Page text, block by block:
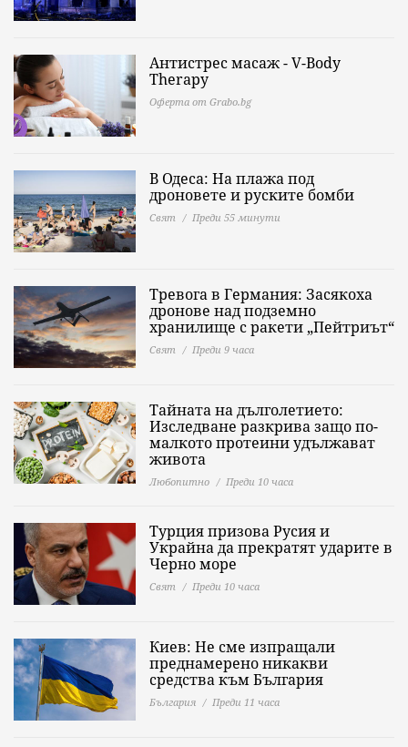
Антистрес масаж - V-Body
Therapy
Оферта от Grabo.bg
В Одеса: На плажа под
дроновете и руските бомби
Свят Преди 55 минути
Тревога в Германия: Засякоха
дронове над подземно
хранилище с ракети „Пейтриът“
Свят Преди 9 часа
Тайната на дълголетието:
Изследване разкрива защо по-
малкото протеини удължават
живота
Любопитно Преди 10 часа
Турция призова Русия и
Украйна да прекратят ударите в
Черно море
Свят Преди 10 часа
Киев: Не сме изпращали
преднамерено никакви
средства към България
България Преди 11 часа